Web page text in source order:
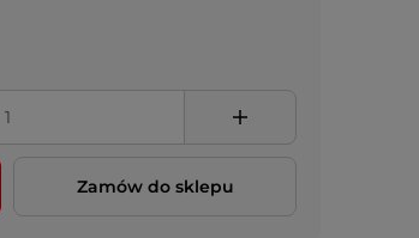
Zamów do sklepu